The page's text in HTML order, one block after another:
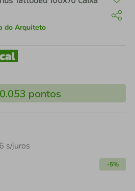
do Arquiteto
pontos
s/juros
-5%